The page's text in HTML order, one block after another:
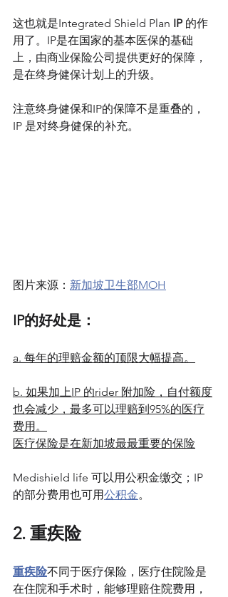
这也就是Integrated Shield Plan IP 的作
用了。IP是在国家的基本医保的基础
上，由商业保险公司提供更好的保障，
是在终身健保计划上的升级。
注意终身健保和IP的保障不是重叠的，
IP 是对终身健保的补充。
图片来源： 新加坡卫生部MOH
IP的好处是：
a. 每年的理赔金额的顶限大幅提高。
b. 如果加上IP 的rider 附加险，自付额度
也会减少，最多可以理赔到95%的医疗
费用。
医疗保险是在新加坡最最重要的保险
Medishield life 可以用公积金缴交；IP
的部分费用也可用公积金。
2. 重疾险
重疾险不同于医疗保险，医疗住院险是
在住院和手术时，能够理赔住院费用，